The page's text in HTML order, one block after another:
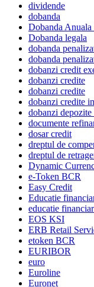
dividende
dobanda
Dobanda
Dobanda legala
dobanda
dobanda
dobanzi credit
dobanzi credite
dobanzi credite
dobanzi credite
dobanzi depozite
documente
dosar credit
dreptul de
dreptul de
Dynamic
e-Token BCR
Easy Credit
Educatie
educatie
EOS KSI
ERB Retail
etoken BCR
EURIBOR
euro
Euroline
Euronet